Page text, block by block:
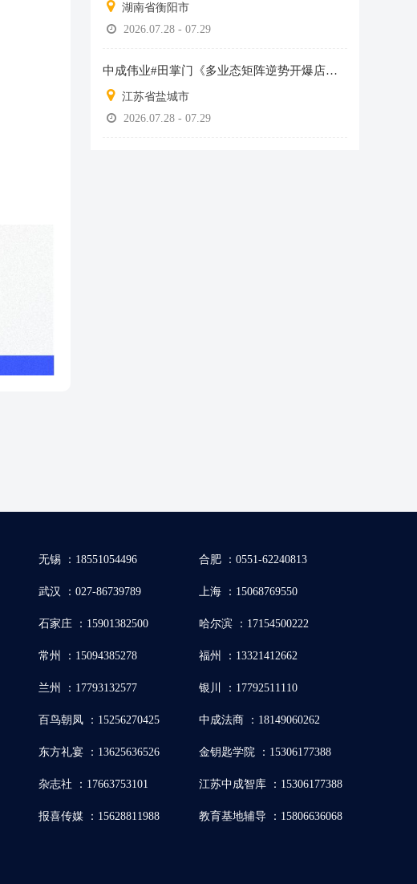
湖南省衡阳市
2026.07.28 - 07.29
中成伟业#田掌门《多业态矩阵逆势开爆店》分享班
江苏省盐城市
2026.07.28 - 07.29
无锡 ：18551054496 合肥 ：0551-62240813
武汉 ：027-86739789 上海 ：15068769550
石家庄 ：15901382500 哈尔滨 ：17154500222
常州 ：15094385278 福州 ：13321412662
兰州 ：17793132577 银川 ：17792511110
百鸟朝凤 ：15256270425 中成法商 ：18149060262
东方礼宴 ：13625636526 金钥匙学院 ：15306177388
杂志社 ：17663753101 江苏中成智库 ：15306177388
报喜传媒 ：15628811988 教育基地辅导 ：15806636068